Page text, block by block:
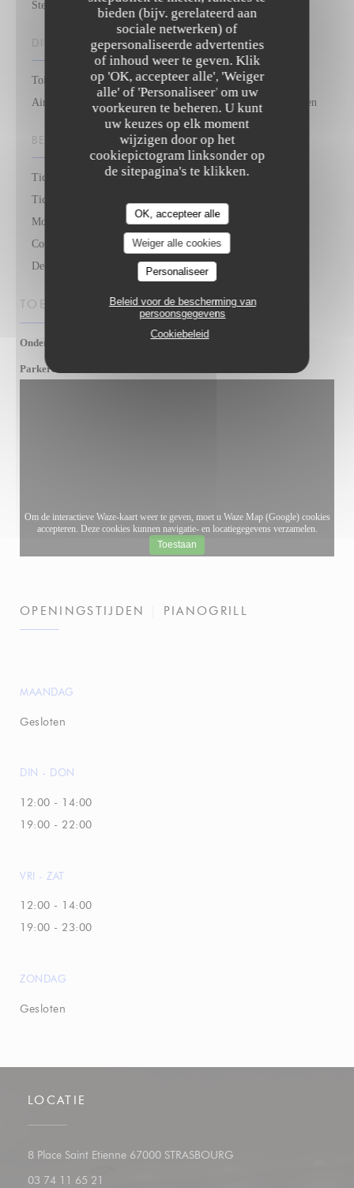
bieden (bijv. gerelateerd aan
sociale netwerken) of
gepersonaliseerde advertenties
of inhoud weer te geven. Klik
op 'OK, accepteer alle', 'Weiger
alle' of 'Personaliseer' om uw
voorkeuren te beheren. U kunt
uw keuzes op elk moment
wijzigen door op het
cookiepictogram linksonder op
de sitepagina's te klikken.
OK, accepteer alle
Weiger alle cookies
Personaliseer
Beleid voor de bescherming van
persoonsgegevens
Cookiebeleid
Steak-restaurant, Frans restaurant, Bistrot, Grill Restaurant
DIENSTEN
Toiletten en toegang voor gehandicapten, Private Hire,
Airconditioning, Gratis wifi, Overdekt terras, Groepsmaaltijden
BETAALMETHODEN
Ticket restaurant dématérialisé, Zonder contact, Restaurant
Ticket, Paiement Sans ContactPaiement Sans Contact,
MonéoMonéo, Eurocard / Mastercard, restaurant van Titres,
Contant geld, Visa, Vakantiecheques, American Express,
Debetkaart
TOEGANG
Ondergrondse Gallia, République
Parkeren
Om de interactieve Waze-kaart weer te geven, moet u Waze Map (Google) cookies
accepteren. Deze cookies kunnen navigatie- en locatiegegevens verzamelen.
Toestaan
OPENINGSTIJDEN PIANOGRILL
MAANDAG
Gesloten
DIN - DON
12:00 - 14:00
19:00 - 22:00
VRI - ZAT
12:00 - 14:00
19:00 - 23:00
ZONDAG
Gesloten
LOCATIE
8 Place Saint Etienne 67000 STRASBOURG((opent in een nieuw
03 74 11 65 21